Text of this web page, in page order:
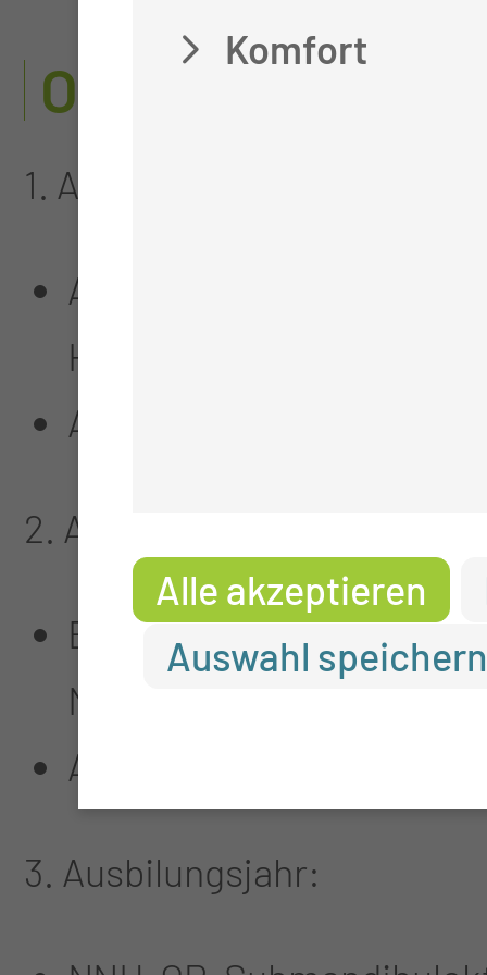
OPERATIVE
1. Ausbildungsjahr:
Adenotomie,
Hautchirurgie, kleine
Assistenz bei komplexen
2. Ausbildungsjahr:
Eingriffe bei
Nasenmuschel-OP,
Assistenz bei komplexen
3. Ausbilungsjahr:
Komfort
Alle akzeptieren
Auswahl speichern